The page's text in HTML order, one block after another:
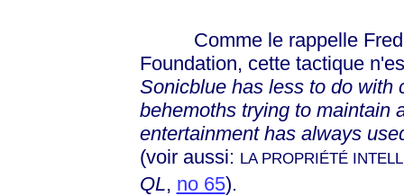
Comme le rappelle Fred
Foundation, cette tactique
Sonicblue has less to do with
behemoths trying to maintain
entertainment has always
(voir aussi: LA PROPRIÉTÉ
QL, no 65).